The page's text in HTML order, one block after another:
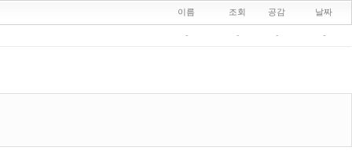
이름 조회 공감 날짜
- - - -